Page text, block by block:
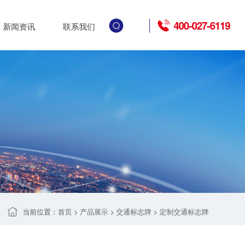
新闻资讯 联系我们 400-027-6119
当前位置： 首页 > 产品展示 > 交通标志牌 > 定制交通标志牌